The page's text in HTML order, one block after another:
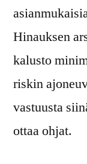
Hinauksen
kalusto
riskin
vastuusta
ottaa ohjat.